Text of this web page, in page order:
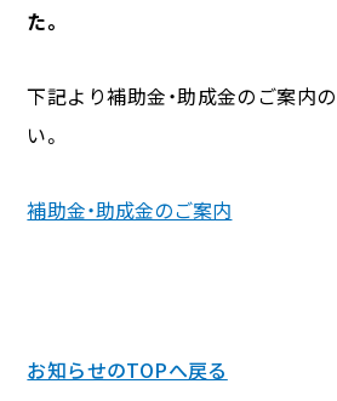
た。
下記より補助金・助成金のご案内
い。
補助金・助成金のご案内
お知らせのTOPへ戻る